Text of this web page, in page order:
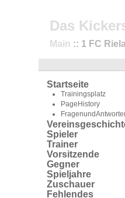
Das
Main :: 1 FC
Startseite
Trainingsplatz
PageHistory
Spieler
Trainer
Vorsitzende
Gegner
Spieljahre
Zuschauer
Fehlendes